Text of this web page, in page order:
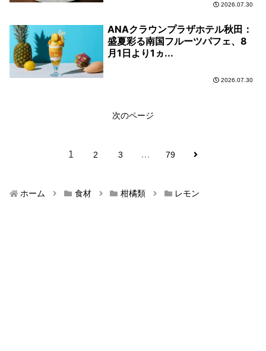
2026.07.30
ANAクラウンプラザホテル秋田：
盛夏彩る南国フルーツパフェ、8
月1日より1ヵ...
2026.07.30
次のページ
1 2 3 … 79
ホーム 食材 柑橘類 レモン